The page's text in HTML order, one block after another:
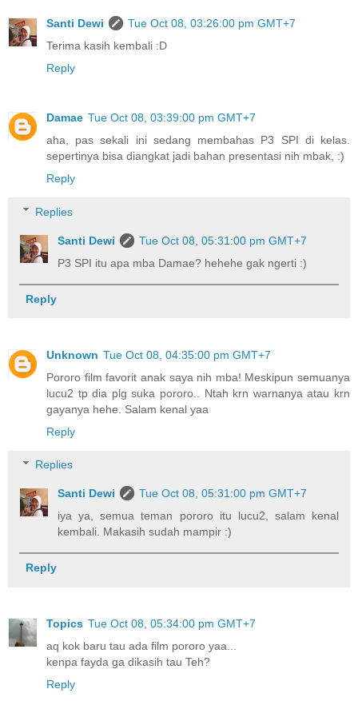
Santi Dewi
Tue Oct 08, 03:26:00 pm GMT+7
Terima kasih kembali :D
Reply
Damae Tue Oct 08, 03:39:00 pm GMT+7
aha, pas sekali ini sedang membahas P3 SPI di kelas.
sepertinya bisa diangkat jadi bahan presentasi nih mbak, :)
Reply
Replies
Santi Dewi
Tue Oct 08, 05:31:00 pm GMT+7
P3 SPI itu apa mba Damae? hehehe gak ngerti :)
Reply
Unknown Tue Oct 08, 04:35:00 pm GMT+7
Pororo film favorit anak saya nih mba! Meskipun semuanya
lucu2 tp dia plg suka pororo.. Ntah krn warnanya atau krn
gayanya hehe. Salam kenal yaa
Reply
Replies
Santi Dewi
Tue Oct 08, 05:31:00 pm GMT+7
iya ya, semua teman pororo itu lucu2, salam kenal
kembali. Makasih sudah mampir :)
Reply
Topics Tue Oct 08, 05:34:00 pm GMT+7
aq kok baru tau ada film pororo yaa...
kenpa fayda ga dikasih tau Teh?
Reply